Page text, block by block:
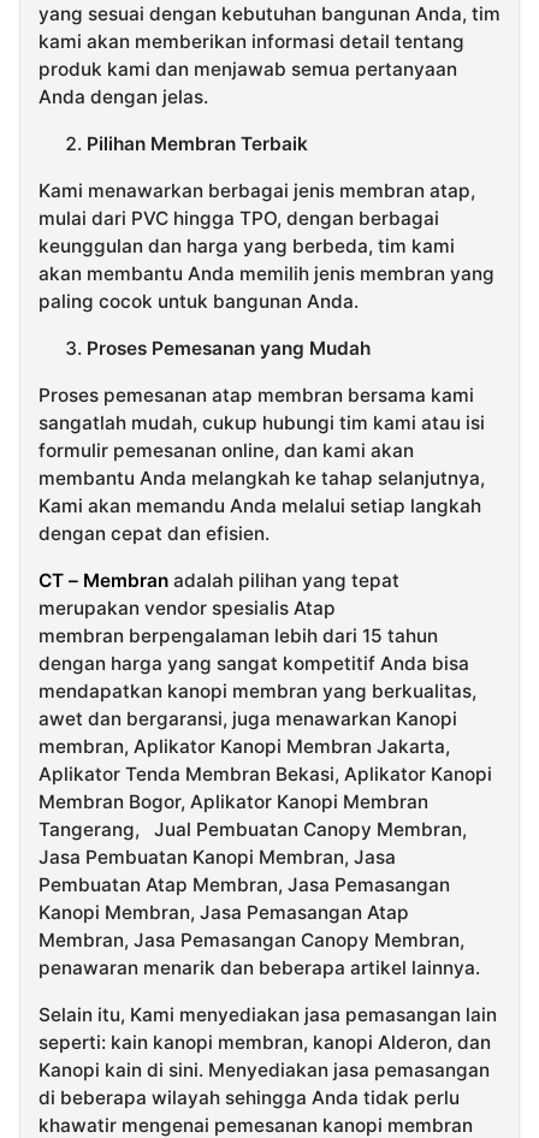
yang sesuai dengan kebutuhan bangunan Anda, tim
kami akan memberikan informasi detail tentang
produk kami dan menjawab semua pertanyaan
Anda dengan jelas.
Pilihan Membran Terbaik
Kami menawarkan berbagai jenis membran atap,
mulai dari PVC hingga TPO, dengan berbagai
keunggulan dan harga yang berbeda, tim kami
akan membantu Anda memilih jenis membran yang
paling cocok untuk bangunan Anda.
Proses Pemesanan yang Mudah
Proses pemesanan atap membran bersama kami
sangatlah mudah, cukup hubungi tim kami atau isi
formulir pemesanan online, dan kami akan
membantu Anda melangkah ke tahap selanjutnya,
Kami akan memandu Anda melalui setiap langkah
dengan cepat dan efisien.
CT – Membran adalah pilihan yang tepat
merupakan vendor spesialis Atap
membran berpengalaman lebih dari 15 tahun
dengan harga yang sangat kompetitif Anda bisa
mendapatkan kanopi membran yang berkualitas,
awet dan bergaransi, juga menawarkan Kanopi
membran, Aplikator Kanopi Membran Jakarta,
Aplikator Tenda Membran Bekasi, Aplikator Kanopi
Membran Bogor, Aplikator Kanopi Membran
Tangerang, Jual Pembuatan Canopy Membran,
Jasa Pembuatan Kanopi Membran, Jasa
Pembuatan Atap Membran, Jasa Pemasangan
Kanopi Membran, Jasa Pemasangan Atap
Membran, Jasa Pemasangan Canopy Membran,
penawaran menarik dan beberapa artikel lainnya.
Selain itu, Kami menyediakan jasa pemasangan lain
seperti: kain kanopi membran, kanopi Alderon, dan
Kanopi kain di sini. Menyediakan jasa pemasangan
di beberapa wilayah sehingga Anda tidak perlu
khawatir mengenai pemesanan kanopi membran